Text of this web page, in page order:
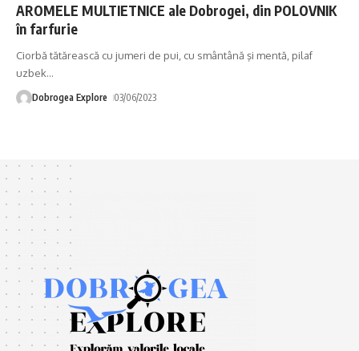
AROMELE MULTIETNICE ale Dobrogei, din POLOVNIK
în farfurie
Ciorbă tătărească cu jumeri de pui, cu smântână şi mentă, pilaf
uzbek…
Dobrogea Explore 03/06/2023